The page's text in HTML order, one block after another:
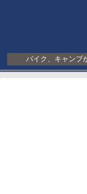
バイク、キャンプ